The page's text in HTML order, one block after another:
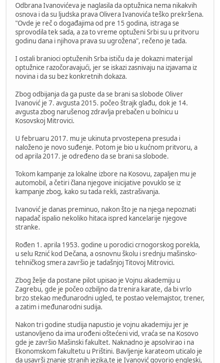
Odbrana Ivanovićeva je naglasila da optužnica nema nikakvih
osnova i da su ljudska prava Olivera Ivanovića teško prekršena.
"Ovde je reč o događajima od pre 15 godina, istraga se
sprovodila tek sada, a za to vreme optuženi Srbi su u pritvoru
godinu dana i njihova prava su ugrožena", rečeno je tada.
I ostali branioci optuženih Srba ističu da je dokazni materijal
optužnice razočoravajući, jer se iskazi zasnivaju na izjavama iz
novina i da su bez konkretnih dokaza.
Zbog odbijanja da ga puste da se brani sa slobode Oliver
Ivanović je 7. avgusta 2015. počeo štrajk glađu, dok je 14.
avgusta zbog narušenog zdravlja prebačen u bolnicu u
Kosovskoj Mitrovici.
U februaru 2017. mu je ukinuta prvostepena presuda i
naloženo je novo suđenje. Potom je bio u kućnom pritvoru, a
od aprila 2017. je određeno da se brani sa slobode.
Tokom kampanje za lokalne izbore na Kosovu, zapaljen mu je
automobil, a četiri člana njegove inicijative povuklo se iz
kampanje zbog, kako su tada rekli, zastrašivanja.
Ivanović je danas preminuo, nakon što je na njega nepoznati
napadač ispalio nekoliko hitaca ispred kancelarije njegove
stranke.
Rođen 1. aprila 1953. godine u porodici crnogorskog porekla,
u selu Rznić kod Dečana, a osnovnu školu i srednju mašinsko-
tehničkog smera završio je tadašnjoj Titovoj Mitrovici.
Zbog želje da postane pilot upisao je Vojnu akademiju u
Zagrebu, gde je počeo ozbiljno da trenira karate, da bi vrlo
brzo stekao međunarodni ugled, te postao velemajstor, trener,
a zatim i međunarodni sudija.
Nakon tri godine studija napustio je vojnu akademiju jer je
ustanovljeno da ima urođeni oštećeni vid, vraća se na Kosovo
gde je završio Mašinski fakultet. Naknadno je apsolvirao i na
Ekonomskom fakultetu u Prištini. Bavljenje karateom uticalo je
da usavrši znanje stranih jezika,te je Ivanović govorio engleski,